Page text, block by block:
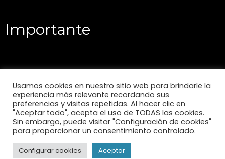
Importante
Usamos cookies en nuestro sitio web para brindarle la
experiencia más relevante recordando sus
preferencias y visitas repetidas. Al hacer clic en
"Aceptar todo", acepta el uso de TODAS las cookies.
Sin embargo, puede visitar "Configuración de cookies"
para proporcionar un consentimiento controlado.
Configurar cookies Aceptar